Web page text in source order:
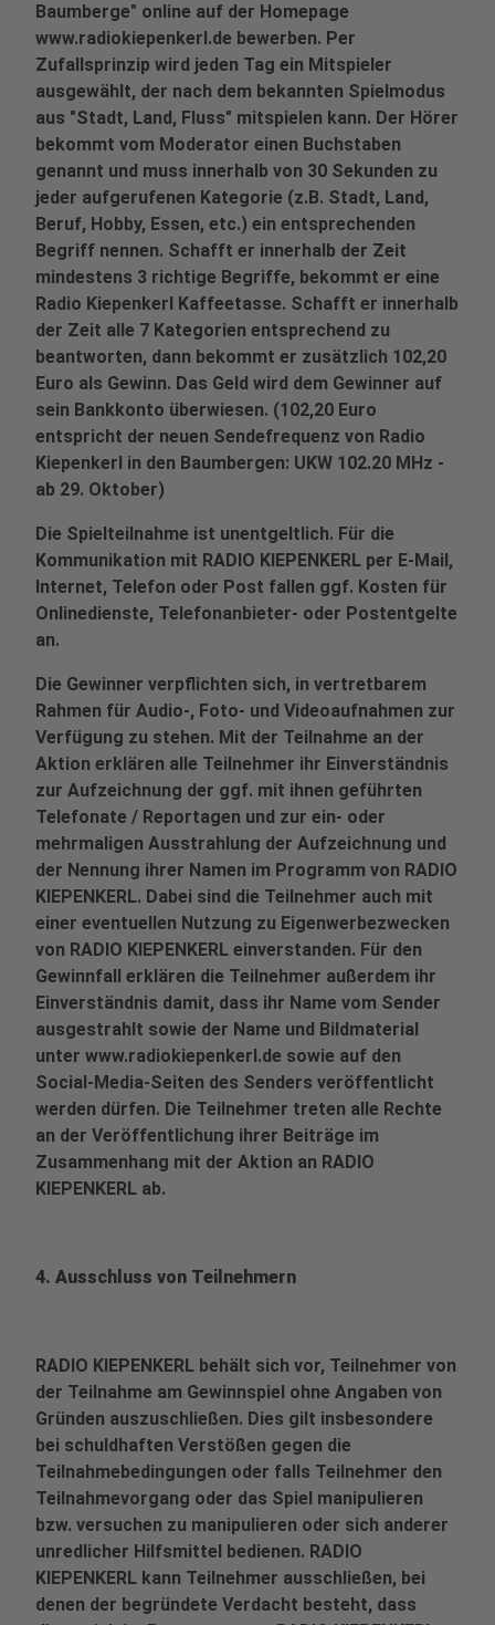
Baumberge" online auf der Homepage
www.radiokiepenkerl.de bewerben. Per
Zufallsprinzip wird jeden Tag ein Mitspieler
ausgewählt, der nach dem bekannten Spielmodus
aus "Stadt, Land, Fluss" mitspielen kann. Der Hörer
bekommt vom Moderator einen Buchstaben
genannt und muss innerhalb von 30 Sekunden zu
jeder aufgerufenen Kategorie (z.B. Stadt, Land,
Beruf, Hobby, Essen, etc.) ein entsprechenden
Begriff nennen. Schafft er innerhalb der Zeit
mindestens 3 richtige Begriffe, bekommt er eine
Radio Kiepenkerl Kaffeetasse. Schafft er innerhalb
der Zeit alle 7 Kategorien entsprechend zu
beantworten, dann bekommt er zusätzlich 102,20
Euro als Gewinn. Das Geld wird dem Gewinner auf
sein Bankkonto überwiesen. (102,20 Euro
entspricht der neuen Sendefrequenz von Radio
Kiepenkerl in den Baumbergen: UKW 102.20 MHz -
ab 29. Oktober)
Die Spielteilnahme ist unentgeltlich. Für die
Kommunikation mit RADIO KIEPENKERL per E-Mail,
Internet, Telefon oder Post fallen ggf. Kosten für
Onlinedienste, Telefonanbieter- oder Postentgelte
an.
Die Gewinner verpflichten sich, in vertretbarem
Rahmen für Audio-, Foto- und Videoaufnahmen zur
Verfügung zu stehen. Mit der Teilnahme an der
Aktion erklären alle Teilnehmer ihr Einverständnis
zur Aufzeichnung der ggf. mit ihnen geführten
Telefonate / Reportagen und zur ein- oder
mehrmaligen Ausstrahlung der Aufzeichnung und
der Nennung ihrer Namen im Programm von RADIO
KIEPENKERL. Dabei sind die Teilnehmer auch mit
einer eventuellen Nutzung zu Eigenwerbezwecken
von RADIO KIEPENKERL einverstanden. Für den
Gewinnfall erklären die Teilnehmer außerdem ihr
Einverständnis damit, dass ihr Name vom Sender
ausgestrahlt sowie der Name und Bildmaterial
unter www.radiokiepenkerl.de sowie auf den
Social-Media-Seiten des Senders veröffentlicht
werden dürfen. Die Teilnehmer treten alle Rechte
an der Veröffentlichung ihrer Beiträge im
Zusammenhang mit der Aktion an RADIO
KIEPENKERL ab.
4. Ausschluss von Teilnehmern
RADIO KIEPENKERL behält sich vor, Teilnehmer von
der Teilnahme am Gewinnspiel ohne Angaben von
Gründen auszuschließen. Dies gilt insbesondere
bei schuldhaften Verstößen gegen die
Teilnahmebedingungen oder falls Teilnehmer den
Teilnahmevorgang oder das Spiel manipulieren
bzw. versuchen zu manipulieren oder sich anderer
unredlicher Hilfsmittel bedienen. RADIO
KIEPENKERL kann Teilnehmer ausschließen, bei
denen der begründete Verdacht besteht, dass